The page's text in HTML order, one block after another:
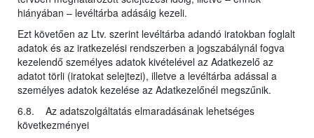
hiányában – levéltárba adásáig kezeli.
Ezt követően az Ltv. szerint levéltárba adandó iratokban foglalt
adatok és az iratkezelési rendszerben a jogszabálynál fogva
kezelendő személyes adatok kivételével az Adatkezelő az
adatot törli (iratokat selejtezi), illetve a levéltárba adással a
személyes adatok kezelése az Adatkezelőnél megszűnik.
6.8. Az adatszolgáltatás elmaradásának lehetséges
következményei